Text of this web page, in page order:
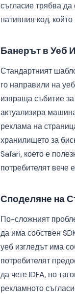
съгласие трябва да
нативния код,
Банерът в Уеб
Стандартният
го направили на
изпраща събитие
актуализира
реклама на
хранилището за
Safari, което е
потребителят вече
Споделяне на
По-сложният
да има собствен
уеб изгледът има
потребителят
да чете IDFA, но
рекламното